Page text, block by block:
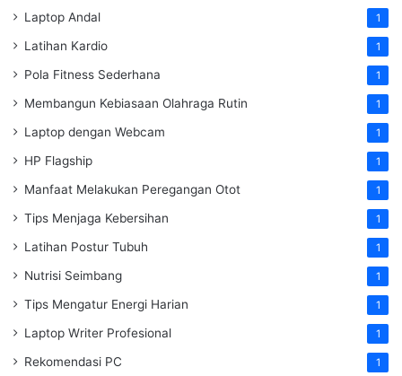
Laptop Andal 1
Latihan Kardio 1
Pola Fitness Sederhana 1
Membangun Kebiasaan Olahraga Rutin 1
Laptop dengan Webcam 1
HP Flagship 1
Manfaat Melakukan Peregangan Otot 1
Tips Menjaga Kebersihan 1
Latihan Postur Tubuh 1
Nutrisi Seimbang 1
Tips Mengatur Energi Harian 1
Laptop Writer Profesional 1
Rekomendasi PC 1